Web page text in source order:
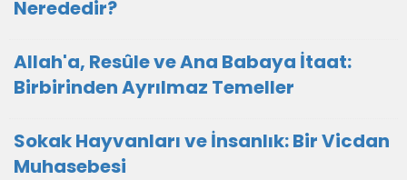
Nerededir?
Allah'a, Resûle ve Ana Babaya İtaat:
Birbirinden Ayrılmaz Temeller
Sokak Hayvanları ve İnsanlık: Bir Vicdan
Muhasebesi